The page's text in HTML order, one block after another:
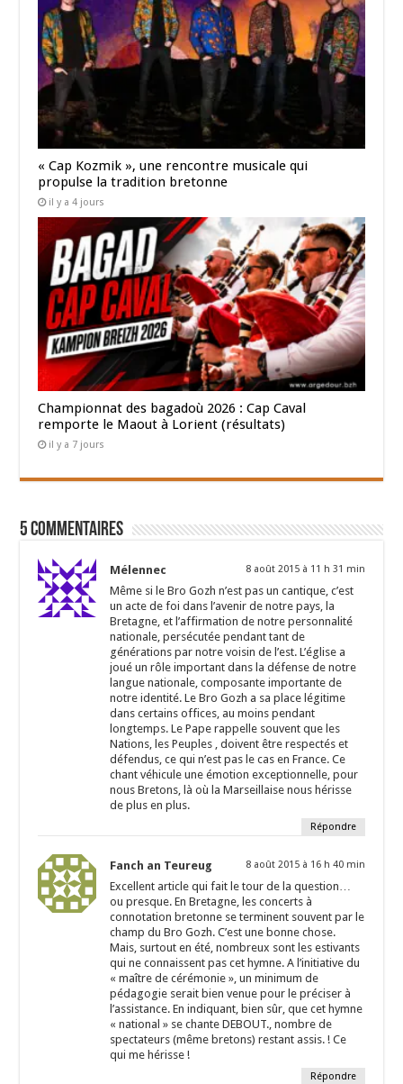
« Cap Kozmik », une rencontre musicale qui
propulse la tradition bretonne
il y a 4 jours
Championnat des bagadoù 2026 : Cap Caval
remporte le Maout à Lorient (résultats)
il y a 7 jours
5 Commentaires
Mélennec 8 août 2015 à 11 h 31 min
Même si le Bro Gozh n’est pas un cantique, c’est
un acte de foi dans l’avenir de notre pays, la
Bretagne, et l’affirmation de notre personnalité
nationale, persécutée pendant tant de
générations par notre voisin de l’est. L’église a
joué un rôle important dans la défense de notre
langue nationale, composante importante de
notre identité. Le Bro Gozh a sa place légitime
dans certains offices, au moins pendant
longtemps. Le Pape rappelle souvent que les
Nations, les Peuples , doivent être respectés et
défendus, ce qui n’est pas le cas en France. Ce
chant véhicule une émotion exceptionnelle, pour
nous Bretons, là où la Marseillaise nous hérisse
de plus en plus.
Répondre
Fanch an Teureug 8 août 2015 à 16 h 40 min
Excellent article qui fait le tour de la question…
ou presque. En Bretagne, les concerts à
connotation bretonne se terminent souvent par le
champ du Bro Gozh. C’est une bonne chose.
Mais, surtout en été, nombreux sont les estivants
qui ne connaissent pas cet hymne. A l’initiative du
« maître de cérémonie », un minimum de
pédagogie serait bien venue pour le préciser à
l’assistance. En indiquant, bien sûr, que cet hymne
« national » se chante DEBOUT., nombre de
spectateurs (même bretons) restant assis. ! Ce
qui me hérisse !
Répondre